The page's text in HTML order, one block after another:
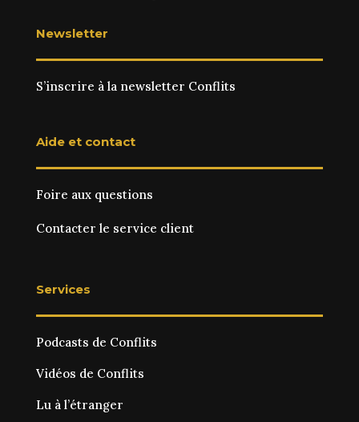
Newsletter
S’inscrire à la newsletter Conflits
Aide et contact
Foire aux questions
Contacter le service client
Services
Podcasts de Conflits
Vidéos de Conflits
Lu à l’étranger